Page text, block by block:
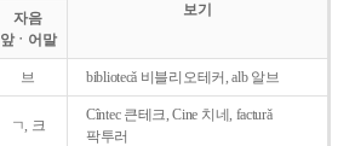
보기
자음
앞ㆍ어말
브 bibliotecǎ 비블리오테커, alb 알브
ㄱ, 크
Cîntec 큰테크, Cine 치네, facturǎ
팍투러